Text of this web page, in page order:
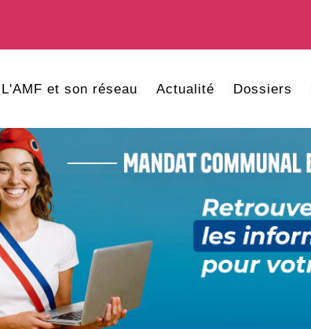
L'AMF et son réseau Actualité Dossiers